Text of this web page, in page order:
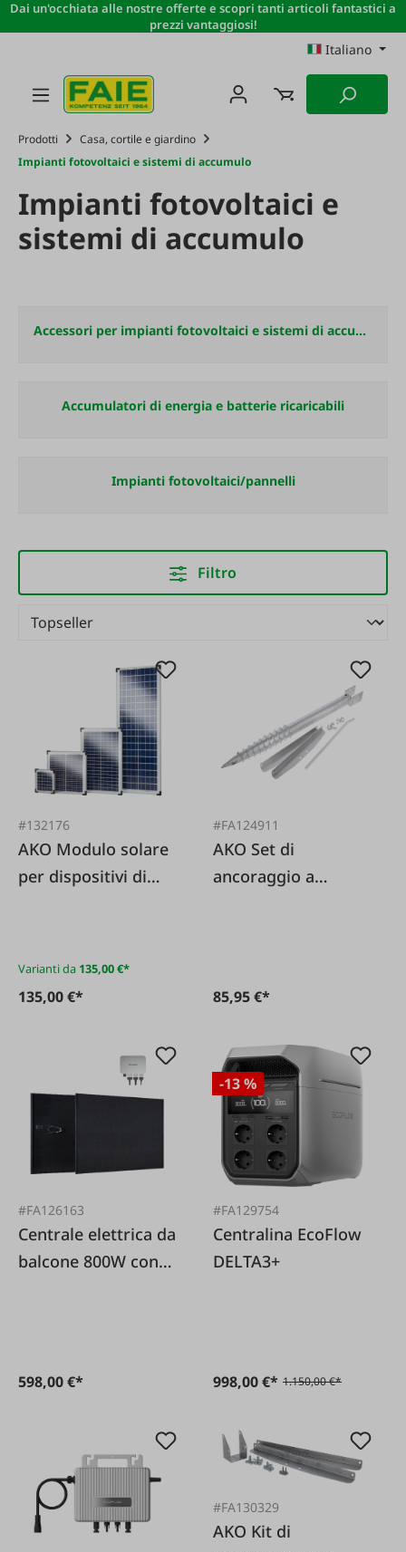
Passa al contenuto principale
Dai un'occhiata alle nostre offerte e scopri tanti articoli fantastici a
prezzi vantaggiosi!
Italiano
Prodotti
Casa, cortile e giardino
Impianti fotovoltaici e sistemi di accumulo
Impianti fotovoltaici e
sistemi di accumulo
Accessori per impianti fotovoltaici e sistemi di accumulo
Accumulatori di energia e batterie ricaricabili
Impianti fotovoltaici/pannelli
Filtro
#132176
AKO Modulo solare
per dispositivi di
Varianti da 135,00 €*
135,00 €*
#FA124911
AKO Set di
ancoraggio a
85,95 €*
#FA126163
Centrale elettrica da
balcone 800W con
598,00 €*
-13 %
#FA129754
Centralina EcoFlow
DELTA3+
998,00 €* 1.150,00 €*
#FA130329
AKO Kit di